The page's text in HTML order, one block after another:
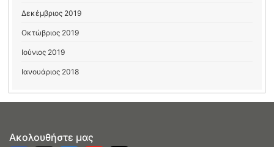
Δεκέμβριος 2019
Οκτώβριος 2019
Ιούνιος 2019
Ιανουάριος 2018
Ακολουθήστε μας